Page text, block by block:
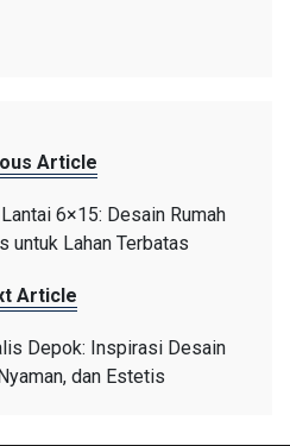
Article
6×15: Desain Rumah
untuk Lahan Terbatas
Article
Depok: Inspirasi Desain
dan Estetis